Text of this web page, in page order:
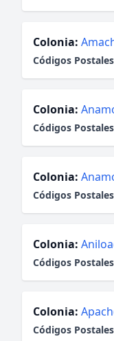
Colonia:
Códigos
Colonia:
Códigos
Colonia:
Códigos
Colonia:
Códigos
Colonia:
Códigos